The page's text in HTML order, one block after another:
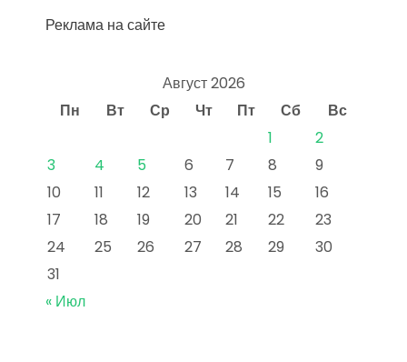
Реклама на сайте
Август 2026
Пн
Вт Ср Чт Пт Сб
Вс
1
2
3
4 5 6 7 8
9
10
11 12 13 14 15
16
17
18 19 20 21 22
23
24
25 26 27 28 29
30
31
« Июл